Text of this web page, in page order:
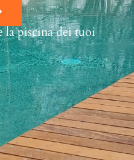
la piscina dei tuoi